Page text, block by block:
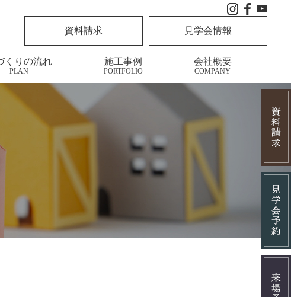
資料請求 見学会情報
くりの流れ
PLAN
施工事例
PORTFOLIO
会社概要
COMPANY